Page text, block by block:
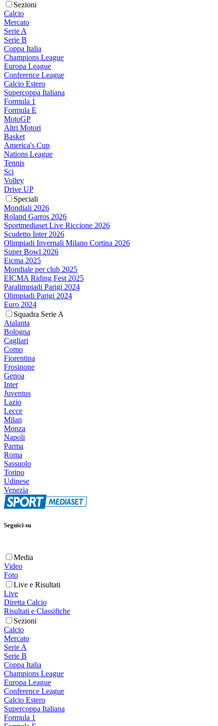
Sezioni
Calcio
Mercato
Serie A
Serie B
Coppa Italia
Champions League
Europa League
Conference League
Calcio Estero
Supercoppa Italiana
Formula 1
Formula E
MotoGP
Altri Motori
Basket
America's Cup
Nations League
Tennis
Sci
Volley
Drive UP
Speciali
Mondiali 2026
Roland Garros 2026
Sportmediaset Live Riccione 2026
Scudetto Inter 2026
Olimpiadi Invernali Milano Cortina 2026
Super Bowl 2026
Eicma 2025
Mondiale per club 2025
EICMA Riding Fest 2025
Paralimpiadi Parigi 2024
Olimpiadi Parigi 2024
Euro 2024
Squadra Serie A
Atalanta
Bologna
Cagliari
Como
Fiorentina
Frosinone
Genoa
Inter
Juventus
Lazio
Lecce
Milan
Monza
Napoli
Parma
Roma
Sassuolo
Torino
Udinese
Venezia
Seguici su
Media
Video
Foto
Live e Risultati
Live
Diretta Calcio
Risultati e Classifiche
Sezioni
Calcio
Mercato
Serie A
Serie B
Coppa Italia
Champions League
Europa League
Conference League
Calcio Estero
Supercoppa Italiana
Formula 1